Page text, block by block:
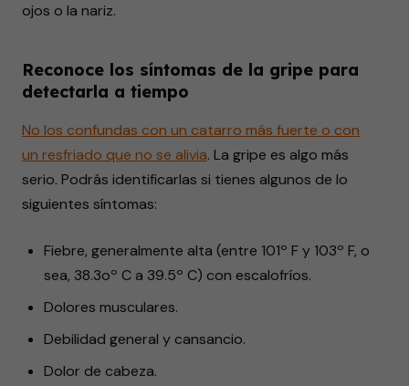
ojos o la nariz.
Reconoce los síntomas de la gripe para
detectarla a tiempo
No los confundas con un catarro más fuerte o con
un resfriado que no se alivia. La gripe es algo más
serio. Podrás identificarlas si tienes algunos de lo
siguientes síntomas:
Fiebre, generalmente alta (entre 101º F y 103º F, o
sea, 38.3oº C a 39.5º C) con escalofríos.
Dolores musculares.
Debilidad general y cansancio.
Dolor de cabeza.